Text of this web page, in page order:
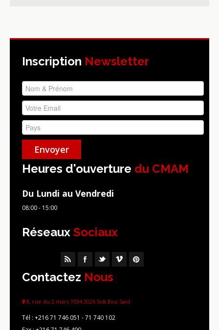
Inscription Newsletter
Heures d'ouverture du CMAM
Du Lundi au Vendredi
08:00 - 15:00
Réseaux Sociaux
Contactez Nous
8, rue du 2 mars 1934 2026 Sidi Bou Saïd
Tél : +216 71 746 051 - 71 740 102